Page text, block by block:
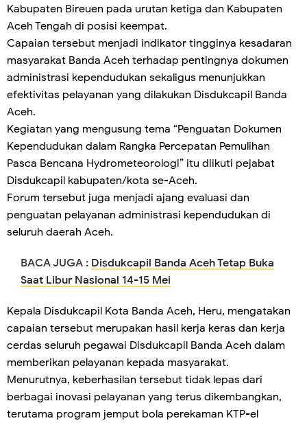
Kabupaten Bireuen pada urutan ketiga dan Kabupaten
Aceh Tengah di posisi keempat.
Capaian tersebut menjadi indikator tingginya kesadaran
masyarakat Banda Aceh terhadap pentingnya dokumen
administrasi kependudukan sekaligus menunjukkan
efektivitas pelayanan yang dilakukan Disdukcapil Banda
Aceh.
Kegiatan yang mengusung tema “Penguatan Dokumen
Kependudukan dalam Rangka Percepatan Pemulihan
Pasca Bencana Hydrometeorologi” itu diikuti pejabat
Disdukcapil kabupaten/kota se-Aceh.
Forum tersebut juga menjadi ajang evaluasi dan
penguatan pelayanan administrasi kependudukan di
seluruh daerah Aceh.
BACA JUGA : Disdukcapil Banda Aceh Tetap Buka
Saat Libur Nasional 14-15 Mei
Kepala Disdukcapil Kota Banda Aceh, Heru, mengatakan
capaian tersebut merupakan hasil kerja keras dan kerja
cerdas seluruh pegawai Disdukcapil Banda Aceh dalam
memberikan pelayanan kepada masyarakat.
Menurutnya, keberhasilan tersebut tidak lepas dari
berbagai inovasi pelayanan yang terus dikembangkan,
terutama program jemput bola perekaman KTP-el